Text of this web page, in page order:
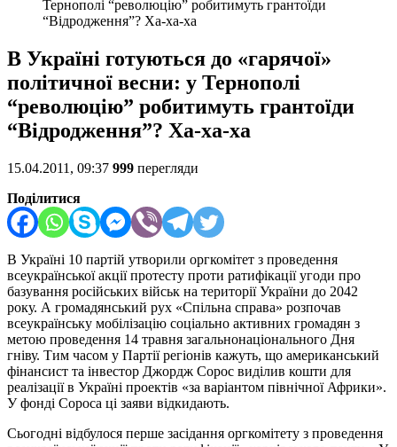
Тернополі “революцію” робитимуть грантоїди
“Відродження”? Ха-ха-ха
В Україні готуються до «гарячої»
політичної весни: у Тернополі
“революцію” робитимуть грантоїди
“Відродження”? Ха-ха-ха
15.04.2011, 09:37 999 перегляди
Поділитися
В Україні 10 партій утворили оргкомітет з проведення
всеукраїнської акції протесту проти ратифікації угоди про
базування російських військ на території України до 2042
року. А громадянський рух «Спільна справа» розпочав
всеукраїнську мобілізацію соціально активних громадян з
метою проведення 14 травня загальнонаціонального Дня
гніву. Тим часом у Партії регіонів кажуть, що американський
фінансист та інвестор Джордж Сорос виділив кошти для
реалізації в Україні проектів «за варіантом північної Африки».
У фонді Сороса ці заяви відкидають.
Сьогодні відбулося перше засідання оргкомітету з проведення